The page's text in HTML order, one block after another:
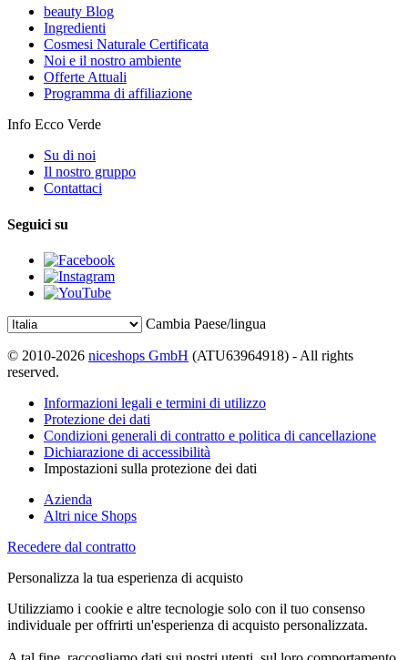
beauty Blog
Ingredienti
Cosmesi Naturale Certificata
Noi e il nostro ambiente
Offerte Attuali
Programma di affiliazione
Info Ecco Verde
Su di noi
Il nostro gruppo
Contattaci
Seguici su
Cambia Paese/lingua
© 2010-2026 niceshops GmbH (ATU63964918) - All rights
reserved.
Informazioni legali e termini di utilizzo
Protezione dei dati
Condizioni generali di contratto e politica di cancellazione
Dichiarazione di accessibilità
Impostazioni sulla protezione dei dati
Azienda
Altri nice Shops
Recedere dal contratto
Personalizza la tua esperienza di acquisto
Utilizziamo i cookie e altre tecnologie solo con il tuo consenso
individuale per offrirti un'esperienza di acquisto personalizzata.